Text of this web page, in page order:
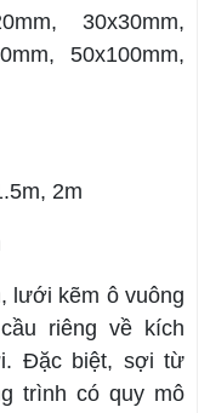
30x30mm,
50x100mm,
2m
lưới kẽm ô vuông
riêng về kích
Đặc biệt, sợi từ
trình có quy mô